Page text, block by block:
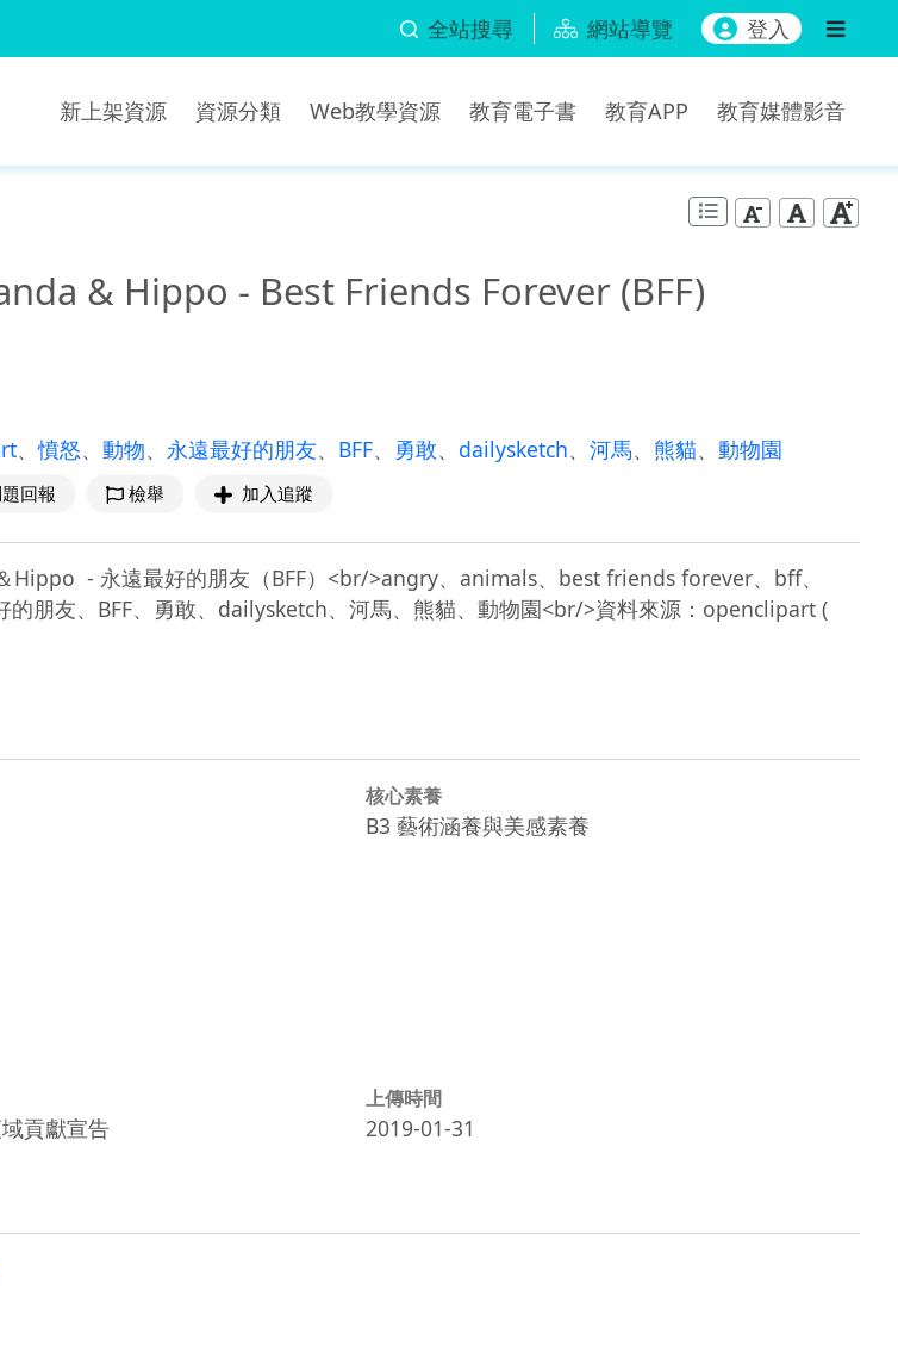
全站搜尋 網站導覽 登入
新上架資源 資源分類 Web教學資源 教育電子書 教育APP 教育媒體影音
& Hippo - Best Friends Forever (BFF)
、憤怒、 動物、 永遠最好的朋友、 BFF、 勇敢、 dailysketch、 河馬、 熊貓、 動物園
回報 檢舉 加入追蹤
- 永遠最好的朋友（BFF）<br/>angry、animals、best friends forever、bff、
朋友、BFF、勇敢、dailysketch、河馬、熊貓、動物園<br/>資料來源：openclipart (
核心素養
B3 藝術涵養與美感素養
貢獻宣告
上傳時間
2019-01-31